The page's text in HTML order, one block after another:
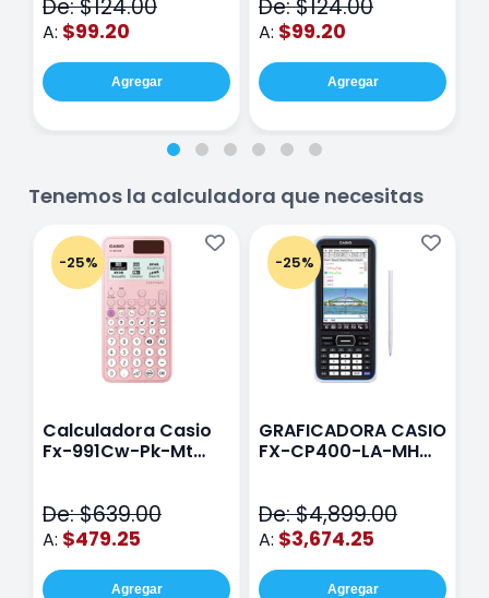
hojas Rosa
De: $124.00
A: $99.20
Agregar
Purpura
De: $124.00
A: $99.20
Agregar
Tenemos la calculadora que necesitas
-25%
Calculadora Casio
Fx-991Cw-Pk-Mt
De: $639.00
A: $479.25
Agregar
-25%
GRAFICADORA CASIO
FX-CP400-LA-MH
De: $4,899.00
A: $3,674.25
Agregar